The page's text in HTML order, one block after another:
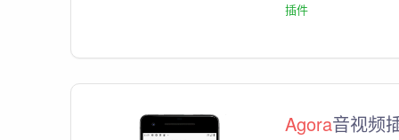
插件
Agora音视频